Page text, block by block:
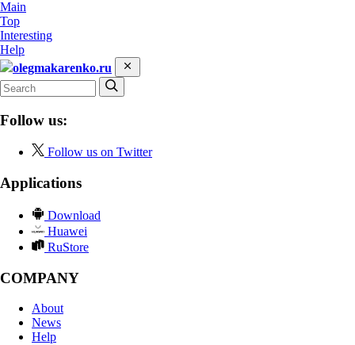
Main
Top
Interesting
Help
olegmakarenko.ru
Follow us:
Follow us on Twitter
Applications
Download
Huawei
RuStore
COMPANY
About
News
Help